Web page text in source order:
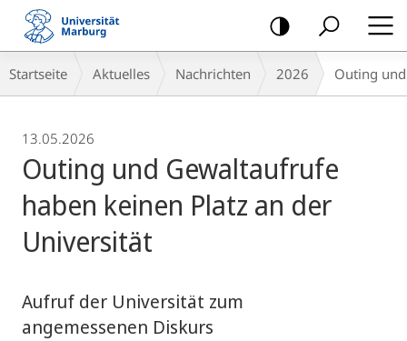
Mobile-
Navigation
Breadcrumb-
Navigation
Startseite Aktuelles Nachrichten 2026 Outing
13.05.2026
Outing und Gewaltaufrufe
haben keinen Platz an der
Universität
Aufruf der Universität zum
angemessenen Diskurs